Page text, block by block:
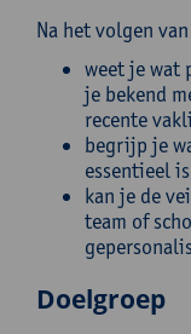
Na het volgen
weet je wat
je bekend
recente
begrijp je
essentieel
kan je de
team of
Doelgroep